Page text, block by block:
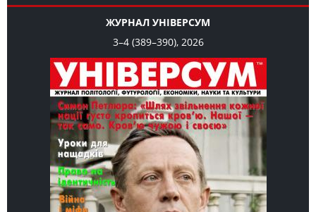
ЖУРНАЛ УНІВЕРСУМ
3–4 (389–390), 2026